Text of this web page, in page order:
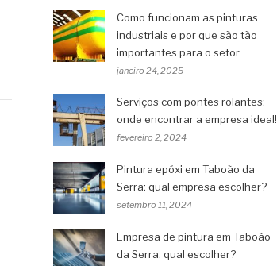
Como funcionam as pinturas
industriais e por que são tão
importantes para o setor
janeiro 24, 2025
Serviços com pontes rolantes:
onde encontrar a empresa ideal!
fevereiro 2, 2024
Pintura epóxi em Taboão da
Serra: qual empresa escolher?
setembro 11, 2024
Empresa de pintura em Taboão
da Serra: qual escolher?